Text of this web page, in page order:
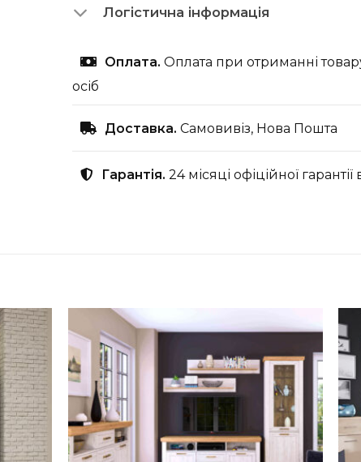
Логістична інформація
Оплата. Оплата при отриманні
осіб
Доставка. Самовивіз, Нова Пошта
Гарантія. 24 місяці офіційної